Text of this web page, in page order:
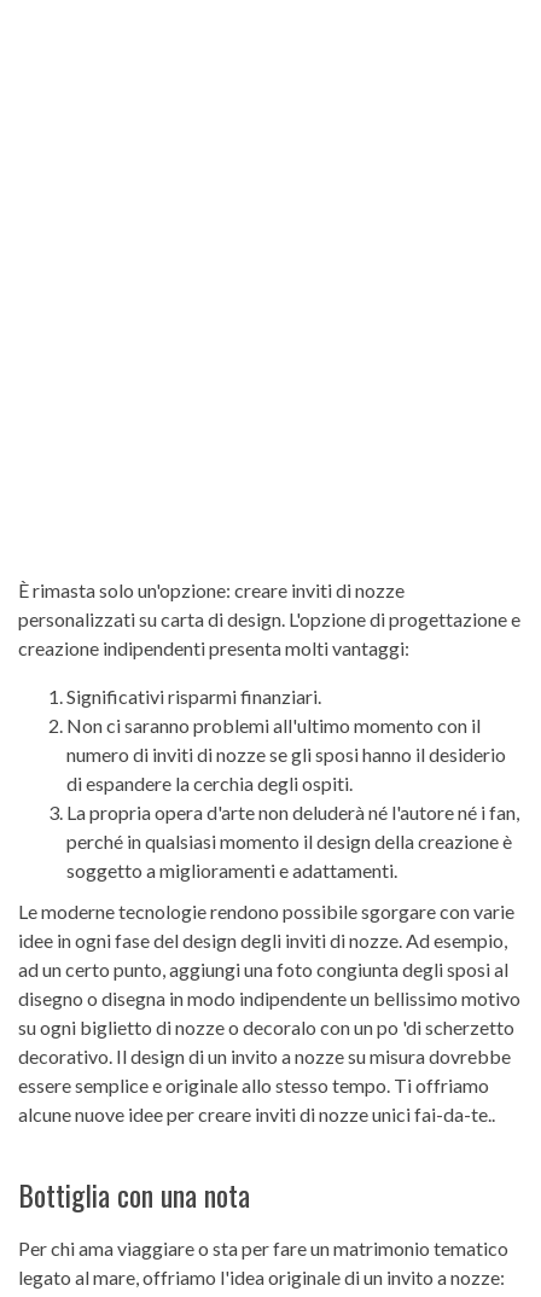
È rimasta solo un'opzione: creare inviti di nozze
personalizzati su carta di design. L'opzione di progettazione e
creazione indipendenti presenta molti vantaggi:
Significativi risparmi finanziari.
Non ci saranno problemi all'ultimo momento con il
numero di inviti di nozze se gli sposi hanno il desiderio
di espandere la cerchia degli ospiti.
La propria opera d'arte non deluderà né l'autore né i fan,
perché in qualsiasi momento il design della creazione è
soggetto a miglioramenti e adattamenti.
Le moderne tecnologie rendono possibile sgorgare con varie
idee in ogni fase del design degli inviti di nozze. Ad esempio,
ad un certo punto, aggiungi una foto congiunta degli sposi al
disegno o disegna in modo indipendente un bellissimo motivo
su ogni biglietto di nozze o decoralo con un po 'di scherzetto
decorativo. Il design di un invito a nozze su misura dovrebbe
essere semplice e originale allo stesso tempo. Ti offriamo
alcune nuove idee per creare inviti di nozze unici fai-da-te..
Bottiglia con una nota
Per chi ama viaggiare o sta per fare un matrimonio tematico
legato al mare, offriamo l'idea originale di un invito a nozze: